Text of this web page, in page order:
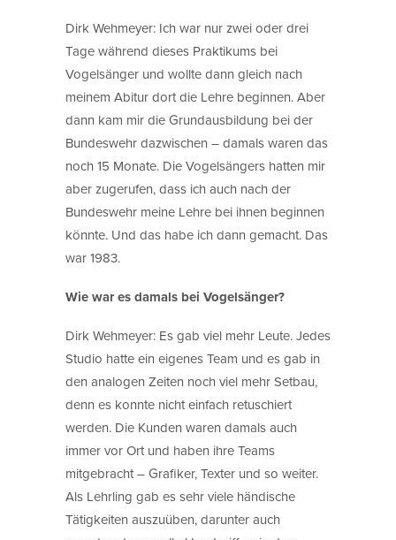
Dirk Wehmeyer: Ich war nur zwei oder drei
Tage während dieses Praktikums bei
Vogelsänger und wollte dann gleich nach
meinem Abitur dort die Lehre beginnen. Aber
dann kam mir die Grundausbildung bei der
Bundeswehr dazwischen – damals waren das
noch 15 Monate. Die Vogelsängers hatten mir
aber zugerufen, dass ich auch nach der
Bundeswehr meine Lehre bei ihnen beginnen
könnte. Und das habe ich dann gemacht. Das
war 1983.
Wie war es damals bei Vogelsänger?
Dirk Wehmeyer: Es gab viel mehr Leute. Jedes
Studio hatte ein eigenes Team und es gab in
den analogen Zeiten noch viel mehr Setbau,
denn es konnte nicht einfach retuschiert
werden. Die Kunden waren damals auch
immer vor Ort und haben ihre Teams
mitgebracht – Grafiker, Texter und so weiter.
Als Lehrling gab es sehr viele händische
Tätigkeiten auszuüben, darunter auch